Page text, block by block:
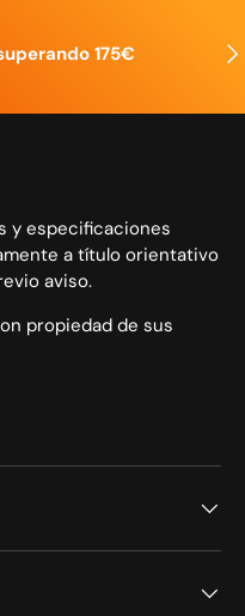
175€
y especificaciones
a título orientativo
aviso.
propiedad de sus